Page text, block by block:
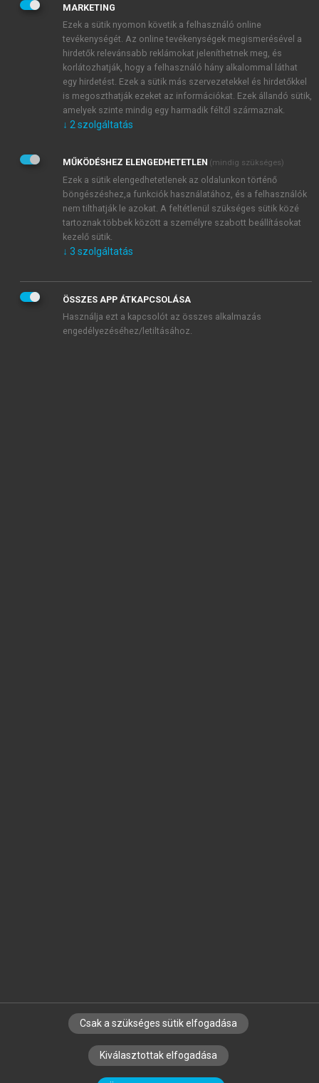
JELSZÓ ÚJRA
Kérek értesítést a MeRSZ újdonságairól, akcióiról.
Kérek értesítést az Akadémiai Kiadó Zrt. újdonságairól,
Adatkezelési tájékoztatóbanfoglaltakat tudomásul
veszem és elfogadom.
Általános vásárlási feltételeket, valamint a szotar.netés a
mersz.huoldalak licencszerződéseiben foglaltakat
tudomásul veszem és elfogadom.
KIPRÓBÁLOM
SZERZŐKNEK CÉGEKNEK KÖNYVTÁROSOKNAK
SZERKESZTÉSI ÉS LEKTORÁLÁSI ALAPELVEK
MARKETING
Ezek a sütik nyomon követik a felhasználó online
tevékenységét. Az online tevékenységek megismerésével a
hirdetők relevánsabb reklámokat jeleníthetnek meg, és
korlátozhatják, hogy a felhasználó hány alkalommal láthat
egy hirdetést. Ezek a sütik más szervezetekkel és hirdetőkkel
is megoszthatják ezeket az információkat. Ezek állandó sütik,
amelyek szinte mindig egy harmadik féltől származnak.
↓ 2 szolgáltatás
MŰKÖDÉSHEZ ELENGEDHETETLEN (mindig szükséges)
Ezek a sütik elengedhetetlenek az oldalunkon történő
böngészéshez,a funkciók használatához, és a felhasználók
nem tilthatják le azokat. A feltétlenül szükséges sütik közé
tartoznak többek között a személyre szabott beállításokat
kezelő sütik.
↓ 3 szolgáltatás
ÖSSZES APP ÁTKAPCSOLÁSA
Használja ezt a kapcsolót az összes alkalmazás
engedélyezéséhez/letiltásához.
Csak a szükséges sütik elfogadása
Kiválasztottak elfogadása